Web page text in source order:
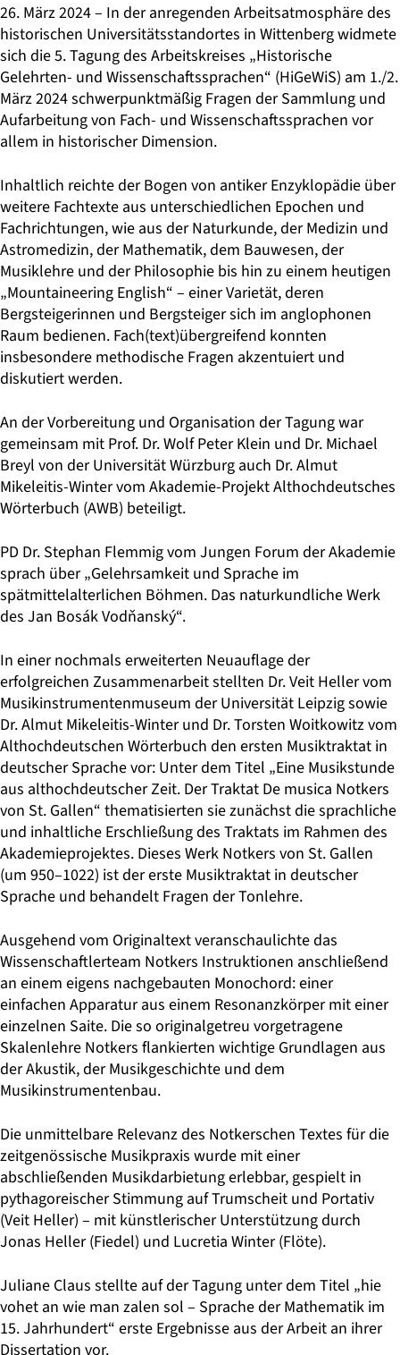
26. März 2024 – In der anregenden Arbeitsatmosphäre des
historischen Universitätsstandortes in Wittenberg widmete
sich die 5. Tagung des Arbeitskreises „Historische
Gelehrten- und Wissenschaftssprachen“ (HiGeWiS) am 1./2.
März 2024 schwerpunktmäßig Fragen der Sammlung und
Aufarbeitung von Fach- und Wissenschaftssprachen vor
allem in historischer Dimension.
Inhaltlich reichte der Bogen von antiker Enzyklopädie über
weitere Fachtexte aus unterschiedlichen Epochen und
Fachrichtungen, wie aus der Naturkunde, der Medizin und
Astromedizin, der Mathematik, dem Bauwesen, der
Musiklehre und der Philosophie bis hin zu einem heutigen
„Mountaineering English“ – einer Varietät, deren
Bergsteigerinnen und Bergsteiger sich im anglophonen
Raum bedienen. Fach(text)übergreifend konnten
insbesondere methodische Fragen akzentuiert und
diskutiert werden.
An der Vorbereitung und Organisation der Tagung war
gemeinsam mit Prof. Dr. Wolf Peter Klein und Dr. Michael
Breyl von der Universität Würzburg auch Dr. Almut
Mikeleitis-Winter vom Akademie-Projekt Althochdeutsches
Wörterbuch (AWB) beteiligt.
PD Dr. Stephan Flemmig vom Jungen Forum der Akademie
sprach über „Gelehrsamkeit und Sprache im
spätmittelalterlichen Böhmen. Das naturkundliche Werk
des Jan Bosák Vodňanský“.
In einer nochmals erweiterten Neuauflage der
erfolgreichen Zusammenarbeit stellten Dr. Veit Heller vom
Musikinstrumentenmuseum der Universität Leipzig sowie
Dr. Almut Mikeleitis-Winter und Dr. Torsten Woitkowitz vom
Althochdeutschen Wörterbuch den ersten Musiktraktat in
deutscher Sprache vor: Unter dem Titel „Eine Musikstunde
aus althochdeutscher Zeit. Der Traktat De musica Notkers
von St. Gallen“ thematisierten sie zunächst die sprachliche
und inhaltliche Erschließung des Traktats im Rahmen des
Akademieprojektes. Dieses Werk Notkers von St. Gallen
(um 950–1022) ist der erste Musiktraktat in deutscher
Sprache und behandelt Fragen der Tonlehre.
Ausgehend vom Originaltext veranschaulichte das
Wissenschaftlerteam Notkers Instruktionen anschließend
an einem eigens nachgebauten Monochord: einer
einfachen Apparatur aus einem Resonanzkörper mit einer
einzelnen Saite. Die so originalgetreu vorgetragene
Skalenlehre Notkers flankierten wichtige Grundlagen aus
der Akustik, der Musikgeschichte und dem
Musikinstrumentenbau.
Die unmittelbare Relevanz des Notkerschen Textes für die
zeitgenössische Musikpraxis wurde mit einer
abschließenden Musikdarbietung erlebbar, gespielt in
pythagoreischer Stimmung auf Trumscheit und Portativ
(Veit Heller) – mit künstlerischer Unterstützung durch
Jonas Heller (Fiedel) und Lucretia Winter (Flöte).
Juliane Claus stellte auf der Tagung unter dem Titel „hie
vohet an wie man zalen sol – Sprache der Mathematik im
15. Jahrhundert“ erste Ergebnisse aus der Arbeit an ihrer
Dissertation vor.